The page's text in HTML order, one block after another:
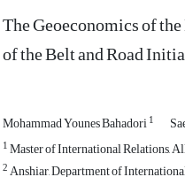
The Geoeconomics of
of the Belt and Road
Mohammad Younes Bahadori1
1Master of International Relations,
2Anshiar, Department of